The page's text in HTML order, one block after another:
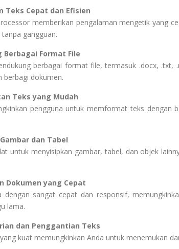
Teks Cepat dan Efisien
memberikan pengalaman mengetik yang
gangguan.
Berbagai Format File
berbagai format file, termasuk .docx, .txt,
berbagi dokumen.
Teks yang Mudah
pengguna untuk memformat teks dengan
dan Tabel
untuk menyisipkan gambar, tabel, dan objek
Dokumen yang Cepat
dengan sangat cepat dan responsif,
lama.
dan Penggantian Teks
kuat memungkinkan Anda untuk menemukan